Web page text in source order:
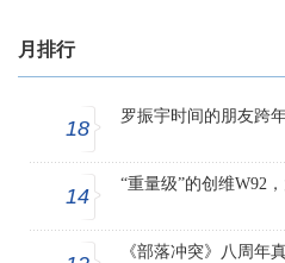
月排行
18
罗振宇时间的朋友跨
14
“重量级”的创维W92
《部落冲突》八周年